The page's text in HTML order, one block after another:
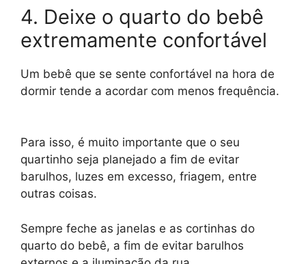
4. Deixe o quarto do bebê
extremamente confortável
Um bebê que se sente confortável na hora de
dormir tende a acordar com menos frequência.
Para isso, é muito importante que o seu
quartinho seja planejado a fim de evitar
barulhos, luzes em excesso, friagem, entre
outras coisas.
Sempre feche as janelas e as cortinhas do
quarto do bebê, a fim de evitar barulhos